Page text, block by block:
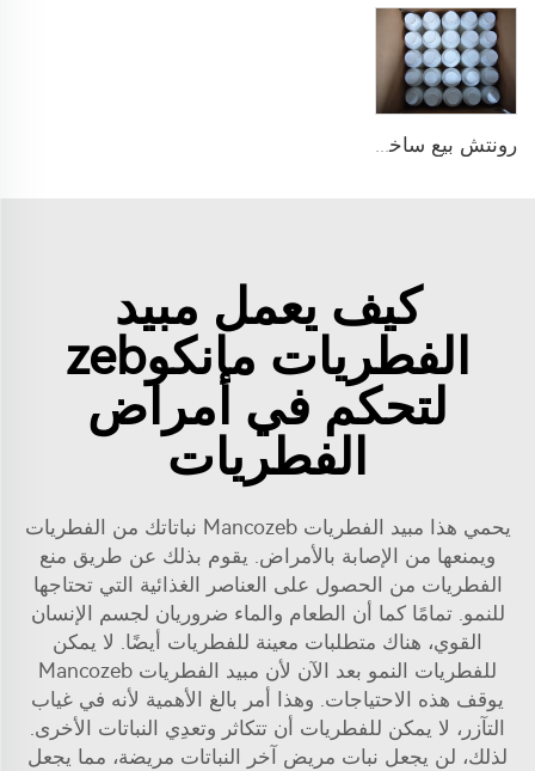
رونتش بيع ساخن مبيد فطري زراعي فلاوتريافول 25% SC فلاوتريافول مبيد حشري
كيف يعمل مبيد
الفطريات مانكوzeb
لتحكم في أمراض
الفطريات
يحمي هذا مبيد الفطريات Mancozeb نباتاتك من الفطريات
ويمنعها من الإصابة بالأمراض. يقوم بذلك عن طريق منع
الفطريات من الحصول على العناصر الغذائية التي تحتاجها
للنمو. تمامًا كما أن الطعام والماء ضروريان لجسم الإنسان
القوي، هناك متطلبات معينة للفطريات أيضًا. لا يمكن
للفطريات النمو بعد الآن لأن مبيد الفطريات Mancozeb
يوقف هذه الاحتياجات. وهذا أمر بالغ الأهمية لأنه في غياب
التآزر، لا يمكن للفطريات أن تتكاثر وتعدِي النباتات الأخرى.
لذلك، لن يجعل نبات مريض آخر النباتات مريضة، مما يجعل